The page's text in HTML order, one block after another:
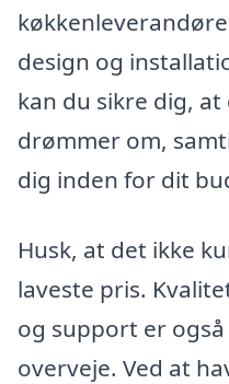
design og
kan du sikre dig,
drømmer om,
dig inden for dit
Husk, at det ikke
laveste pris.
og support er
overveje. Ved at